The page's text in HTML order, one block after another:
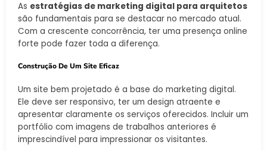
As estratégias de marketing digital para arquitetos
são fundamentais para se destacar no mercado atual.
Com a crescente concorrência, ter uma presença online
forte pode fazer toda a diferença.
Construção De Um Site Eficaz
Um site bem projetado é a base do marketing digital.
Ele deve ser responsivo, ter um design atraente e
apresentar claramente os serviços oferecidos. Incluir um
portfólio com imagens de trabalhos anteriores é
imprescindível para impressionar os visitantes.